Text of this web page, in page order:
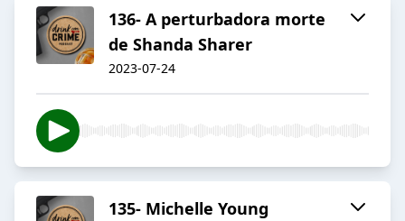
136- A perturbadora morte
de Shanda Sharer
2023-07-24
135- Michelle Young